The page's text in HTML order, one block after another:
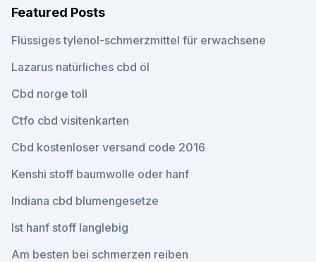
Featured Posts
Flüssiges tylenol-schmerzmittel für erwachsene
Lazarus natürliches cbd öl
Cbd norge toll
Ctfo cbd visitenkarten
Cbd kostenloser versand code 2016
Kenshi stoff baumwolle oder hanf
Indiana cbd blumengesetze
Ist hanf stoff langlebig
Am besten bei schmerzen reiben